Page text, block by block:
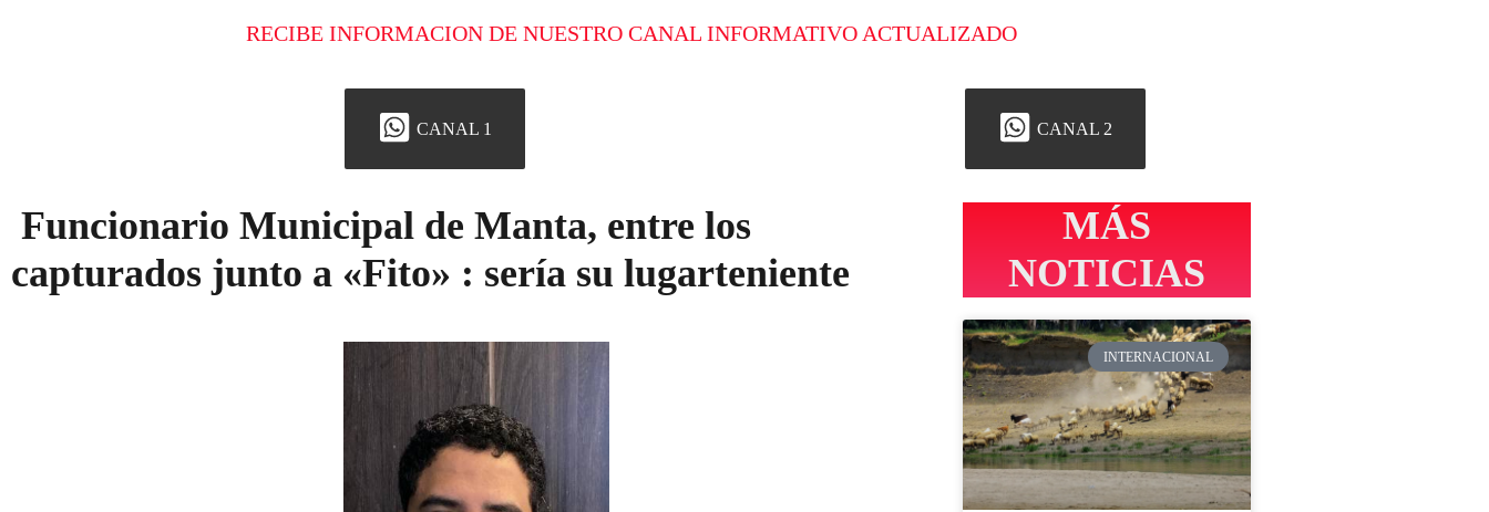
RECIBE INFORMACION DE NUESTRO CANAL INFORMATIVO ACTUALIZADO
CANAL 1 CANAL 2
Funcionario Municipal de Manta, entre los
capturados junto a «Fito» : sería su lugarteniente
MÁS
NOTICIAS
INTERNACIONAL